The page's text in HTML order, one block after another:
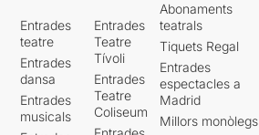
Entrades
teatre
Entrades
dansa
Entrades
musicals
Entrades
Teatre
Tívoli
Entrades
Teatre
Coliseum
Abonaments
teatrals
Tiquets Regal
Entrades
espectacles a
Madrid
Millors monòlegs